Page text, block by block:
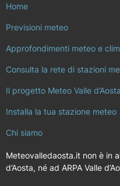
Home
Previsioni meteo
Approfondimenti meteo e
Consulta la rete di stazioni
Il progetto Meteo Valle d’Aosta
Installa la tua stazione meteo
Chi siamo
Meteovalledaosta.it non è in
d’Aosta, né ad ARPA Valle